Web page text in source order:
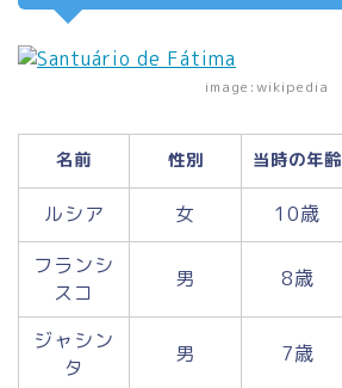
image:wikipedia
名前 性別 当時の年齢
ルシア 女 10歳
フランシ
スコ
男 8歳
ジャシン
タ
男 7歳